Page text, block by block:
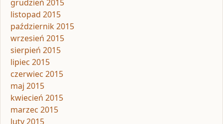
grudzień 2015
listopad 2015
październik 2015
wrzesień 2015
sierpień 2015
lipiec 2015
czerwiec 2015
maj 2015
kwiecień 2015
marzec 2015
luty 2015